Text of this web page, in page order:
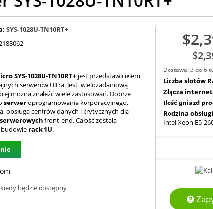
SYS-1028U-TN10RT+
SYS-1028U-TN10RT+jest przedstawicielem
serwerów Ultra. Jest wielozadaniową
można znaleźć wiele zastosowań. Dobrze
serweroprogramowania korporacyjnego,
obsługa centrów danych i krytycznych dla
serwerowych front-end. Całość została
rack 1U.
będzie dostępny
Dostawa: 3 do 6
Liczba slotów
Złącza
Ilość gniazd
Rodzina
Intel Xeon E5-